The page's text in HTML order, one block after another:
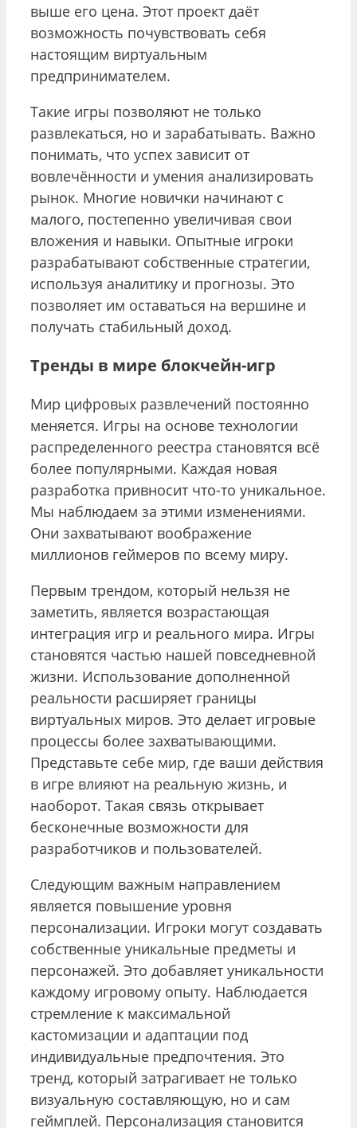
выше его цена. Этот проект даёт
возможность почувствовать себя
настоящим виртуальным
предпринимателем.
Такие игры позволяют не только
развлекаться, но и зарабатывать. Важно
понимать, что успех зависит от
вовлечённости и умения анализировать
рынок. Многие новички начинают с
малого, постепенно увеличивая свои
вложения и навыки. Опытные игроки
разрабатывают собственные стратегии,
используя аналитику и прогнозы. Это
позволяет им оставаться на вершине и
получать стабильный доход.
Тренды в мире блокчейн-игр
Мир цифровых развлечений постоянно
меняется. Игры на основе технологии
распределенного реестра становятся всё
более популярными. Каждая новая
разработка привносит что-то уникальное.
Мы наблюдаем за этими изменениями.
Они захватывают воображение
миллионов геймеров по всему миру.
Первым трендом, который нельзя не
заметить, является возрастающая
интеграция игр и реального мира. Игры
становятся частью нашей повседневной
жизни. Использование дополненной
реальности расширяет границы
виртуальных миров. Это делает игровые
процессы более захватывающими.
Представьте себе мир, где ваши действия
в игре влияют на реальную жизнь, и
наоборот. Такая связь открывает
бесконечные возможности для
разработчиков и пользователей.
Следующим важным направлением
является повышение уровня
персонализации. Игроки могут создавать
собственные уникальные предметы и
персонажей. Это добавляет уникальности
каждому игровому опыту. Наблюдается
стремление к максимальной
кастомизации и адаптации под
индивидуальные предпочтения. Это
тренд, который затрагивает не только
визуальную составляющую, но и сам
геймплей. Персонализация становится